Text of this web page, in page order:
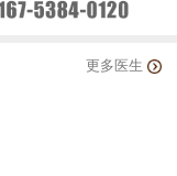
更多医生